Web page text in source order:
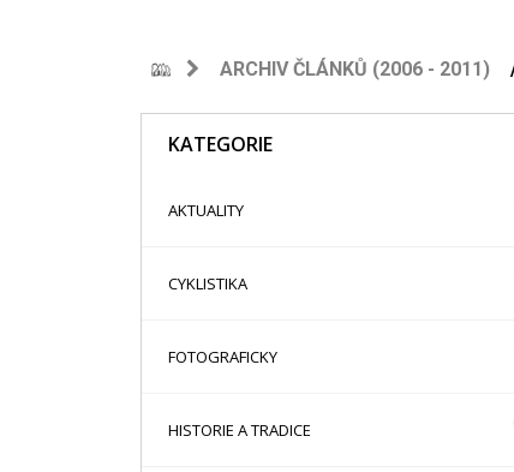
ARCHIV ČLÁNKŮ (2006 - 2011)
KATEGORIE
AKTUALITY
CYKLISTIKA
FOTOGRAFICKY
HISTORIE A TRADICE